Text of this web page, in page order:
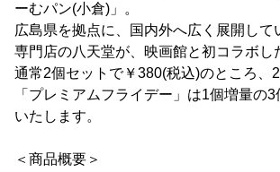
ーむパン(小倉)」。
広島県を拠点に、国内外へ広く展開して
専門店の八天堂が、映画館と初コラボし
通常2個セットで￥380(税込)のところ、
「プレミアムフライデー」は1個増量の
いたします。
＜商品概要＞